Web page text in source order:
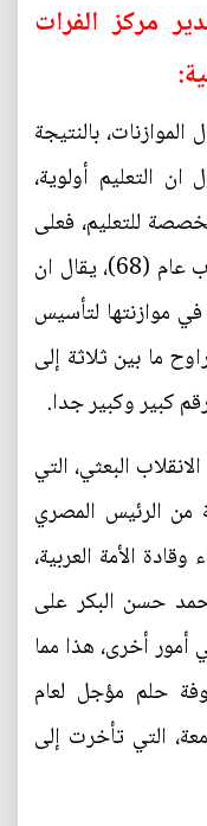
مركز الفرات
بالنتيجة
التعليم أولوية،
للتعليم، فعلى
سبيل المثال وليس الحصر بعد انقلاب عام (68)، يقال ان
موازنتها لتأسيس
ما بين ثلاثة إلى
كبير وكبير جدا.
البعثي، التي
من الرئيس المصري
الأمة العربية،
حسن البكر على
أمور أخرى، هذا مما
حلم مؤجل لعام
التي تأخرت إلى